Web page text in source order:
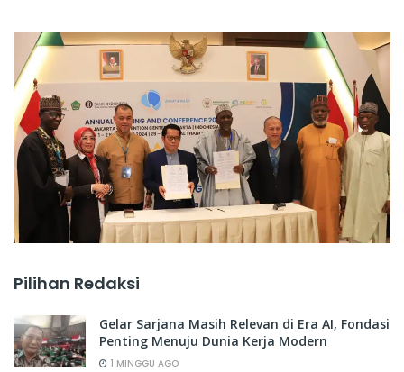
Pilihan Redaksi
Gelar Sarjana Masih Relevan di Era AI, Fondasi
Penting Menuju Dunia Kerja Modern
1 MINGGU AGO